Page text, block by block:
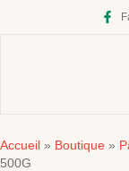
Accueil » Boutique »
500G